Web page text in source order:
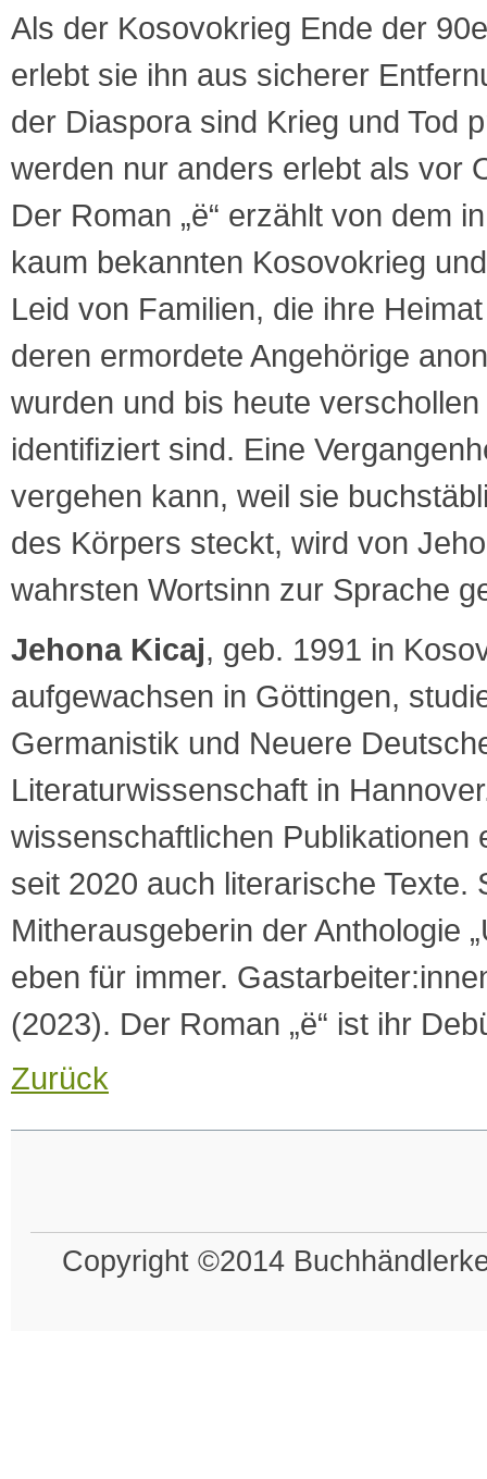
Als der Kosovokrieg Ende der
erlebt sie ihn aus sicherer
der Diaspora sind Krieg und Tod
werden nur anders erlebt als vor
Der Roman „ë“ erzählt von dem
kaum bekannten Kosovokrieg
Leid von Familien, die ihre
deren ermordete Angehörige
wurden und bis heute
identifiziert sind. Eine
vergehen kann, weil sie
des Körpers steckt, wird von
wahrsten Wortsinn zur Sprache
Jehona Kicaj, geb. 1991 in
aufgewachsen in Göttingen,
Germanistik und Neuere
Literaturwissenschaft in
wissenschaftlichen Publikationen
seit 2020 auch literarische Texte.
Mitherausgeberin der Anthologie
eben für immer.
(2023). Der Roman „ë“ ist ihr
Zurück
Copyright ©2014